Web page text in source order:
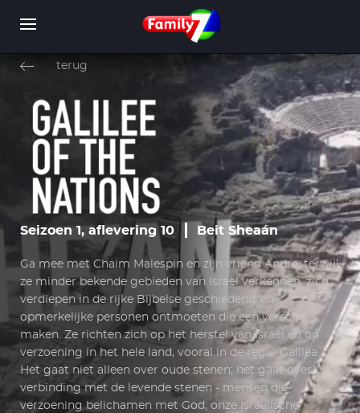
inhoudWORD LID INLOGGEN
terug
Seizoen 1, aflevering 10 Beit Sheaán
Ga mee met Chaim Malespin en zijn vriend Andre, terwijl
ze minder bekende gebieden van Israël verkennen, zich
verdiepen in de rijke Bijbelse geschiedenis en
opmerkelijke personen ontmoeten die een verschil
maken. Ze richten zich op het herstel van Israël en op
verzoening in het hele land, vooral in de regio Galilea.
Het gaat niet alleen over oude stenen; het gaat over
verbinding met de levende stenen - mensen die
verzoening belichamen met God, onze Israëlische